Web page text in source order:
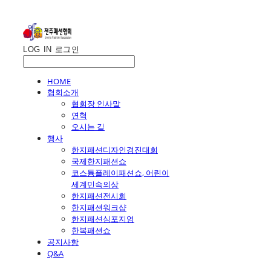
LOG IN 로그인
HOME
협회소개
협회장 인사말
연혁
오시는 길
행사
한지패션디자인경진대회
국제한지패션쇼
코스튬플레이패션쇼, 어린이
세계민속의상
한지패션전시회
한지패션워크샵
한지패션심포지엄
한복패션쇼
공지사항
Q&A